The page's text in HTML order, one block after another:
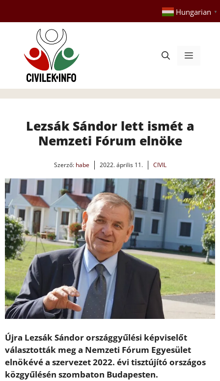
tartalomba
Hungarian ▼
Menü
Lezsák Sándor lett ismét a
Nemzeti Fórum elnöke
Szerző: habe 2022. április 11. CIVIL
Újra Lezsák Sándor országgyűlési képviselőt
választották meg a Nemzeti Fórum Egyesület
elnökévé a szervezet 2022. évi tisztújító országos
közgyűlésén szombaton Budapesten.